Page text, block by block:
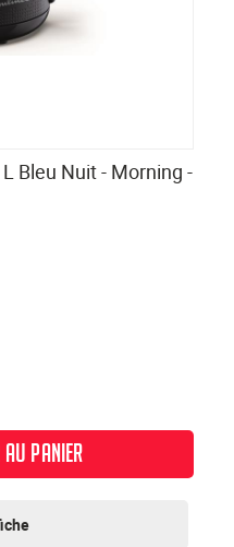
Bleu Nuit - Morning -
PANIER